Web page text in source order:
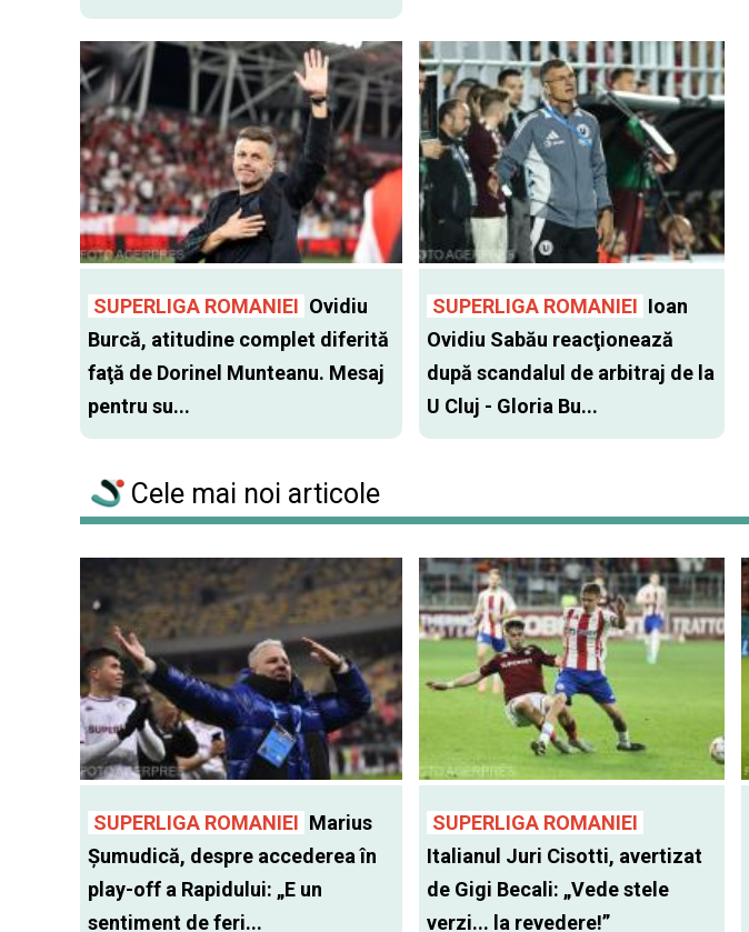
SUPERLIGA ROMANIEI Ovidiu
Burcă, atitudine complet diferită
faţă de Dorinel Munteanu. Mesaj
pentru su...
SUPERLIGA ROMANIEI Ioan
Ovidiu Sabău reacţionează
după scandalul de arbitraj de la
U Cluj - Gloria Bu...
Cele mai noi articole
SUPERLIGA ROMANIEI Marius
Șumudică, despre accederea în
play-off a Rapidului: „E un
sentiment de feri...
SUPERLIGA ROMANIEI
Italianul Juri Cisotti, avertizat
de Gigi Becali: „Vede stele
verzi... la revedere!”